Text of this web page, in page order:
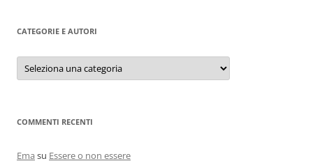
CATEGORIE E AUTORI
Categorie
autori
COMMENTI RECENTI
Ema su Essere o non essere